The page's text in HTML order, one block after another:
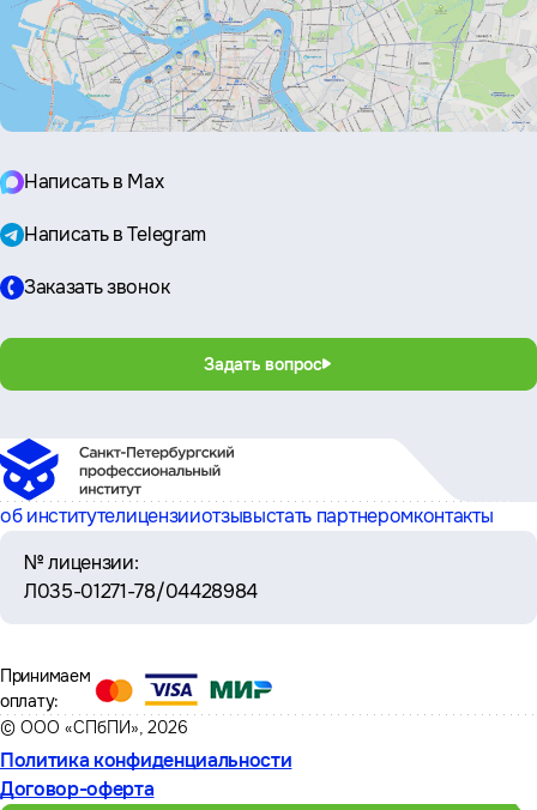
Написать в Max
Написать в Telegram
Заказать звонок
Задать вопрос
об институтелицензииотзывыстать партнеромконтакты
№ лицензии:
Л035-01271-78/04428984
© ООО «СПбПИ», 2026
Политика конфиденциальности
Договор-оферта
Принимаем
оплату: